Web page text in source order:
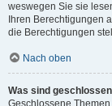
weswegen Sie sie
Ihren Berechtigungen
die Berechtigungen
Nach oben
Was sind
Geschlossene